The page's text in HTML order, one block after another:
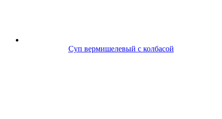
Суп вермишелевый с колбасой